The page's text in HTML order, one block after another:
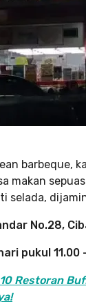
barbeque,
makan
selada,
No.28,
pukul 11.00
10 Restoran